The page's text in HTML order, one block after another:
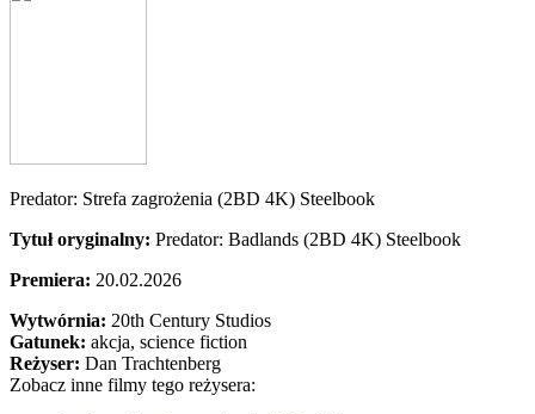
Predator: Strefa zagrożenia (2BD 4K) Steelbook
Tytuł oryginalny: Predator: Badlands (2BD 4K) Steelbook
Premiera: 20.02.2026
Wytwórnia: 20th Century Studios
Gatunek: akcja, science fiction
Reżyser: Dan Trachtenberg
Zobacz inne filmy tego reżysera: